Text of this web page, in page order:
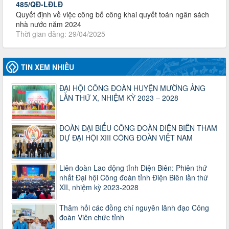
Thời gian đăng: 29/04/2025
lượt xem: 915 | lượt tải:253
2930/TLĐ-TC
KPCĐ 2% qua tài khoản Công đoàn Việt Nam về các cấp
Công đoàn năm 2025
Thời gian đăng: 06/01/2025
lượt xem: 1066 | lượt tải:437
47-TTCĐ/BTGTU
Thông tin chuyên đề: Một số nôi dung về sắp xếp tổ chức bộ
máy của hệ thống chính trị tinh gọn, hoạt động hiệu lực, hiệu
quả
Thời gian đăng: 25/12/2024
lượt xem: 1221 | lượt tải:339
37/HD-TLĐ
Hướng dẫn Công đoàn với việc tổ chức và hoạt động của
Ban Thanh tra Nhân dân
Thời gian đăng: 27/12/2024
lượt xem: 4942 | lượt tải:1349
TIN XEM NHIỀU
ĐẠI HỘI CÔNG ĐOÀN HUYỆN MƯỜNG ẢNG
LẦN THỨ X, NHIỆM KỲ 2023 – 2028
ĐOÀN ĐẠI BIỂU CÔNG ĐOÀN ĐIỆN BIÊN THAM
DỰ ĐẠI HỘI XIII CÔNG ĐOÀN VIỆT NAM
Liên đoàn Lao động tỉnh Điện Biên: Phiên thứ
nhất Đại hội Công đoàn tỉnh Điện Biên lần thứ
XII, nhiệm kỳ 2023-2028
Thăm hỏi các đồng chí nguyên lãnh đạo Công
đoàn Viên chức tỉnh